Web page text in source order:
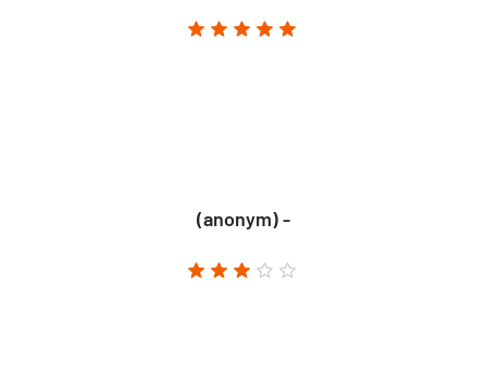
(anonym) -